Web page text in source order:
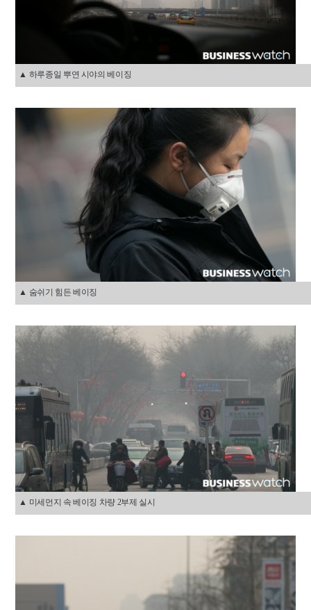
▲ 하루종일 뿌연 시야의 베이징
▲ 숨쉬기 힘든 베이징
▲ 미세먼지 속 베이징 차량 2부제 실시